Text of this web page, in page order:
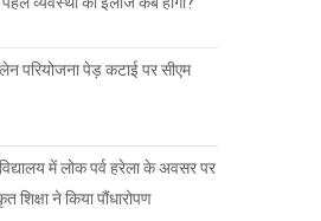
परियोजना पेड़ कटाई पर सीएम
में लोक पर्व हरेला के अवसर पर
ने किया पौंधारोपण